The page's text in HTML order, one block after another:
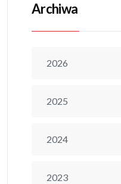
Archiwa
2026
2025
2024
2023